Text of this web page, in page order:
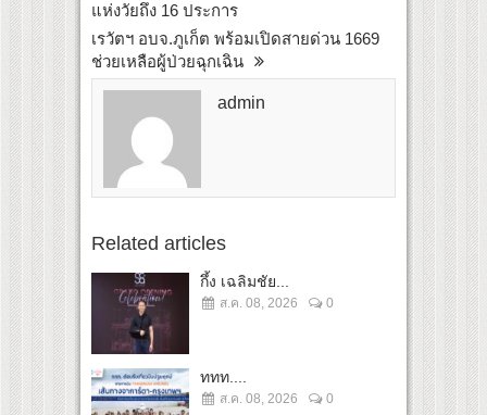
แห่งวัยถึง 16 ประการ
เรวัตฯ อบจ.ภูเก็ต พร้อมเปิดสายด่วน 1669
ช่วยเหลือผู้ป่วยฉุกเฉิน
admin
Related articles
กึ้ง เฉลิมชัย...
ส.ค. 08, 2026 0
ททท....
ส.ค. 08, 2026 0